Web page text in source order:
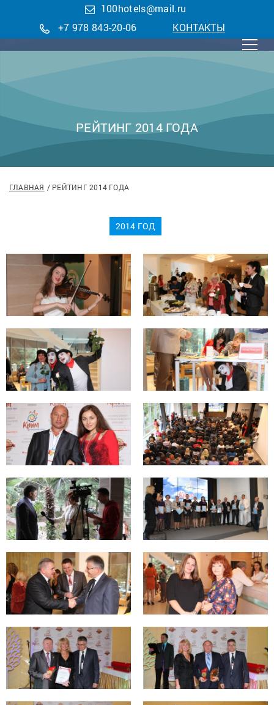
100hotels@mail.ru
+7 978 843-20-06
КОНТАКТЫ
РЕЙТИНГ 2014 ГОДА
ГЛАВНАЯ РЕЙТИНГ 2014 ГОДА
2014 ГОД